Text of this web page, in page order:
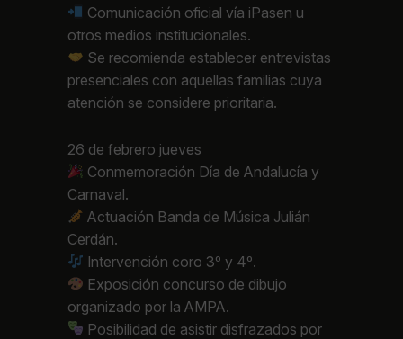
Comunicación oficial vía iPasen u
otros medios institucionales.
Se recomienda establecer entrevistas
presenciales con aquellas familias cuya
atención se considere prioritaria.
26 de febrero jueves
Conmemoración Día de Andalucía y
Carnaval.
Actuación Banda de Música Julián
Cerdán.
Intervención coro 3º y 4º.
Exposición concurso de dibujo
organizado por la AMPA.
Posibilidad de asistir disfrazados por